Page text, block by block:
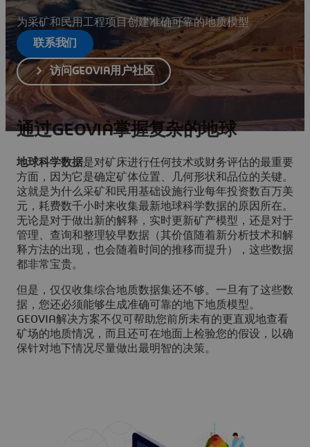
为采矿和民用工程项目创建准确可靠的地质模型
联系我们
访问GEOVIA用户社区
通过GEOVIA掌握复杂的地球
地球科学数据是对矿床进行任何技术或财务评估的最重要
方面，因为它是确定矿体位置、几何形状和品位的关键。
这就是为什么采矿和民用基础设施行业每年投资数百万美
元，耗费数千小时来收集最新地球科学数据的原因所在。
无论是对于做出新的解释，实时更新矿产模型，还是对于
管理、查询和整理较早数据（其价值随着新分析技术和解
释方法的出现，也会随着时间的推移而提升），这些数据
都非常宝贵。
但是，仅仅收集综合地质数据集还不够。一旦有了这些数
据，您还必须能够生成准确可靠的地下地质模型。
GEOVIA解决方案不仅可帮助您前所未有的更直观地查看
矿场的地质情况，而且还可在地面上检验您的假设，以确
保针对地下情况尽量做出最明智的决策。